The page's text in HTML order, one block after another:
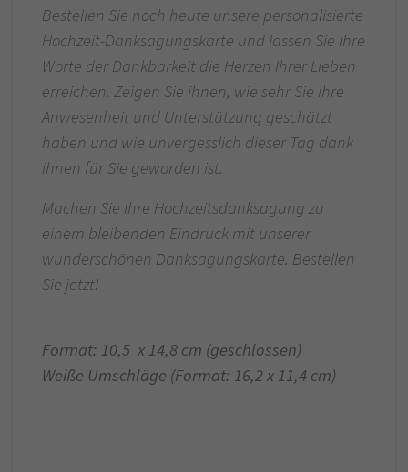
Bestellen Sie noch heute unsere personalisierte
Hochzeit-Danksagungskarte und lassen Sie Ihre
Worte der Dankbarkeit die Herzen Ihrer Lieben
erreichen. Zeigen Sie ihnen, wie sehr Sie ihre
Anwesenheit und Unterstützung geschätzt
haben und wie unvergesslich dieser Tag dank
ihnen für Sie geworden ist.
Machen Sie Ihre Hochzeitsdanksagung zu
einem bleibenden Eindruck mit unserer
wunderschönen Danksagungskarte. Bestellen
Sie jetzt!
Format: 10,5 x 14,8 cm (geschlossen)
Weiße Umschläge (Format: 16,2 x 11,4 cm)